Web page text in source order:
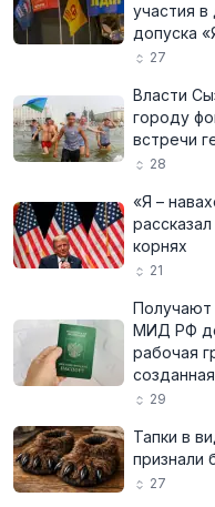
участия
допуска
27
Власти
городу
встречи
28
«Я –
корнях
21
Получают
МИД РФ
рабочая
29
Тапки в
признали
27